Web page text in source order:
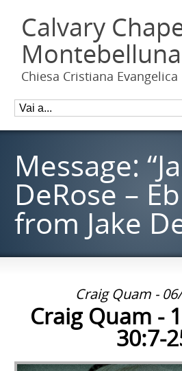
Calvary
Montebelluna
Chiesa Cristiana Evangelica
Message:
DeRose –
from Jake
Craig Quam -
Craig Quam -
30:7-